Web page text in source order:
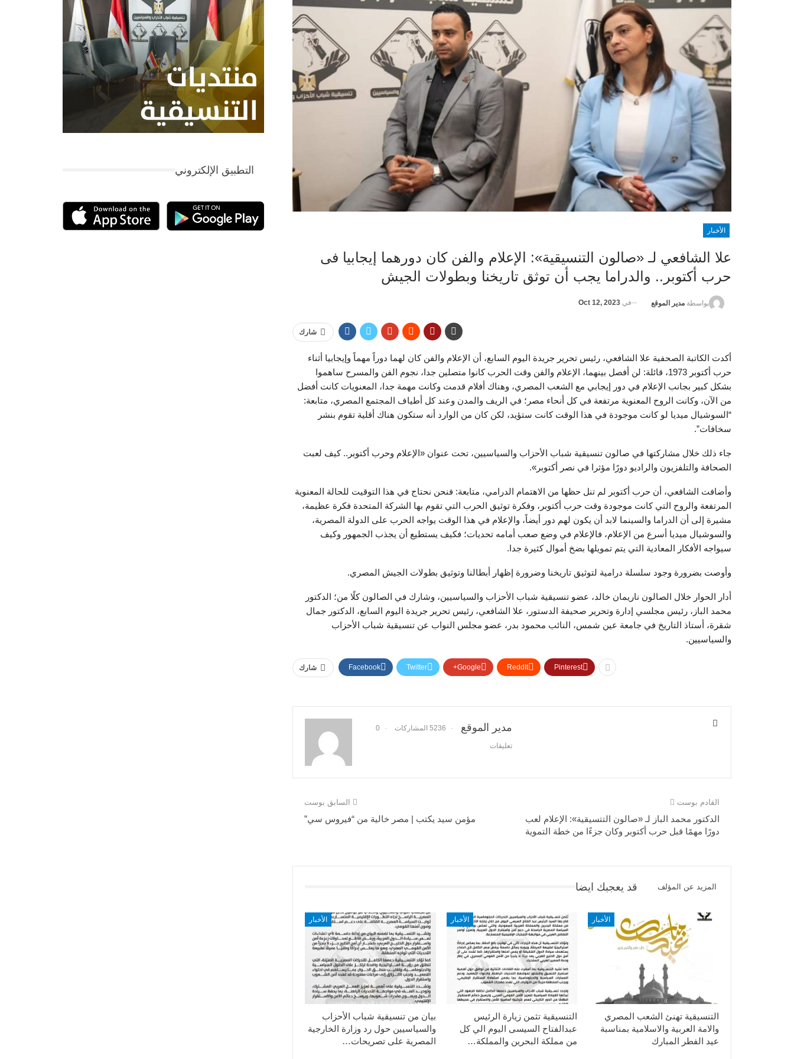
الأخبار
علا الشافعي لـ «صالون التنسيقية»: الإعلام والفن كان دورهما إيجابيا فى
حرب أكتوبر.. والدراما يجب أن توثق تاريخنا وبطولات الجيش
بواسطة مدير الموقع في Oct 12, 2023
شارك
أكدت الكاتبة الصحفية علا الشافعي، رئيس تحرير جريدة اليوم السابع، أن الإعلام والفن كان لهما دوراً مهماً وإيجابيا أثناء
حرب أكتوبر 1973، قائلة: لن أفصل بينهما، الإعلام والفن وقت الحرب كانوا متصلين جدا، نجوم الفن والمسرح ساهموا
بشكل كبير بجانب الإعلام في دور إيجابي مع الشعب المصري، وهناك أفلام قدمت وكانت مهمة جدا، المعنويات كانت أفضل
من الآن، وكانت الروح المعنوية مرتفعة في كل أنحاء مصر؛ في الريف والمدن وعند كل أطياف المجتمع المصري، متابعة:
“السوشيال ميديا لو كانت موجودة في هذا الوقت كانت ستؤيد، لكن كان من الوارد أنه ستكون هناك أقلية تقوم بنشر
سخافات”.
جاء ذلك خلال مشاركتها في صالون تنسيقية شباب الأحزاب والسياسيين، تحت عنوان «الإعلام وحرب أكتوبر.. كيف لعبت
الصحافة والتلفزيون والراديو دورًا مؤثرا في نصر أكتوبر».
وأضافت الشافعي، أن حرب أكتوبر لم تنل حظها من الاهتمام الدرامي، متابعة: فنحن نحتاج في هذا التوقيت للحالة المعنوية
المرتفعة والروح التي كانت موجودة وقت حرب أكتوبر، وفكرة توثيق الحرب التي تقوم بها الشركة المتحدة فكرة عظيمة،
مشيرة إلى أن الدراما والسينما لابد أن يكون لهم دور أيضاً، والإعلام في هذا الوقت يواجه الحرب على الدولة المصرية،
والسوشيال ميديا أسرع من الإعلام، فالإعلام في وضع صعب أمامه تحديات؛ فكيف يستطيع أن يجذب الجمهور وكيف
سيواجه الأفكار المعادية التي يتم تمويلها بضخ أموال كثيرة جدا.
وأوصت بضرورة وجود سلسلة درامية لتوثيق تاريخنا وضرورة إظهار أبطالنا وتوثيق بطولات الجيش المصري.
أدار الحوار خلال الصالون ناريمان خالد، عضو تنسيقية شباب الأحزاب والسياسيين، وشارك في الصالون كلًا من؛ الدكتور
محمد الباز، رئيس مجلسي إدارة وتحرير صحيفة الدستور، علا الشافعي، رئيس تحرير جريدة اليوم السابع، الدكتور جمال
شقرة، أستاذ التاريخ في جامعة عين شمس، النائب محمود بدر، عضو مجلس النواب عن تنسيقية شباب الأحزاب
والسياسيين.
شارك Facebook Twitter Google+ ReddIt Pinterest
مدير الموقع 5236 المشاركات 0
تعليقات
السابق بوست
مؤمن سيد يكتب | مصر خالية من “فيروس سي”
القادم بوست
الدكتور محمد الباز لـ «صالون التتسيقية»: الإعلام لعب
دورًا مهمًا قبل حرب أكتوبر وكان جزءًا من خطة التموية
قد يعجبك ايضا المزيد عن المؤلف
الأخبار
بيان من تنسيقية شباب الأحزاب
والسياسيين حول رد وزارة الخارجية
المصرية على تصريحات…
الأخبار
التنسيقية تثمن زيارة الرئيس
عبدالفتاح السيسى اليوم الي كل
من مملكة البحرين والمملكة…
الأخبار
التنسيقية تهنئ الشعب المصري
والامة العربية والاسلامية بمناسبة
عيد الفطر المبارك
التطبيق الإلكتروني